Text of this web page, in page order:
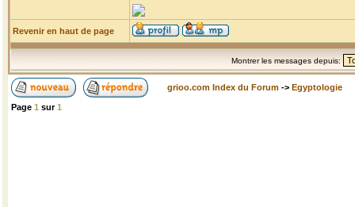
Revenir en haut de page
Montrer les messages depuis:
grioo.com Index du Forum -> Egyptologie
Page 1 sur1